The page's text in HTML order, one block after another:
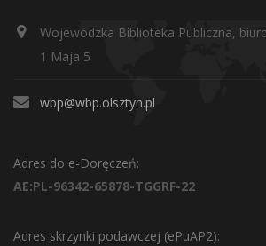
Wojewódzka Biblioteka Publiczna,
1 Maja 5
wbp@wbp.olsztyn.pl
Adres do e-Doręczeń:
AE:PL-96342-65878-TGGRF-22
Adres skrzynki podawczej (ePuAP2):